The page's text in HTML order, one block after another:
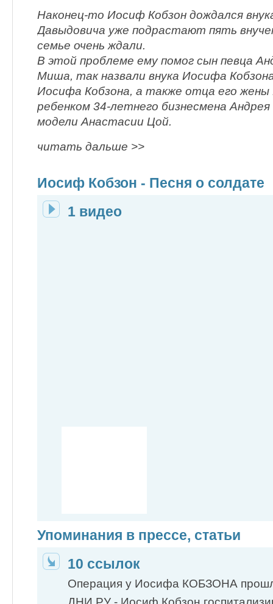
Наконец-то Иосиф Кобзон дождался
Давыдовича уже подрастают пять
семье очень ждали.
В этой проблеме ему помог сын певца
Миша, так назвали внука Иосифа
Иосифа Кобзона, а также отца его
ребенком 34-летнего бизнесмена
модели Анастасии Цой.
читать дальше >>
Иосиф Кобзон - Песня о солдате
1 видео
Упоминания в прессе, статьи
10 ссылок
Операция у Иосифа КОБЗОНА